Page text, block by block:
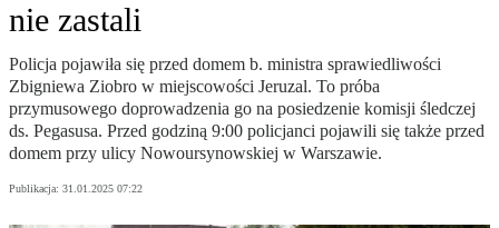
nie zastali
Policja pojawiła się przed domem b. ministra sprawiedliwości
Zbigniewa Ziobro w miejscowości Jeruzal. To próba
przymusowego doprowadzenia go na posiedzenie komisji śledczej
ds. Pegasusa. Przed godziną 9:00 policjanci pojawili się także przed
domem przy ulicy Nowoursynowskiej w Warszawie.
Publikacja: 31.01.2025 07:22